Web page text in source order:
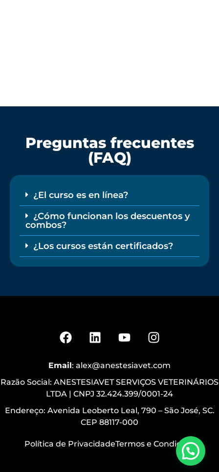
Preguntas frecuentes
(FAQ)
¿El curso es en línea?
¿Cómo funcionan los descuentos y
combos?
¿Los cursos están certificados?
Email: alex@anestesiavet.com
Razão Social: ANESTESIAVET SERVIÇOS VETERINÁRIOS
LTDA | CNPJ 32.424.399/0001-24
Endereço: Avenida Leoberto Leal, 790 – São José, SC.
CEP 88117-000
Política de PrivacidadeTermos e Condições